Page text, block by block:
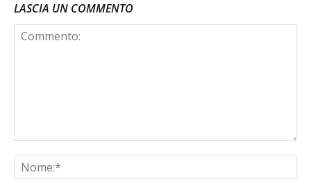
LASCIA UN COMMENTO